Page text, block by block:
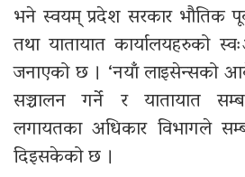
भने स्वयम् प्रदेश सरकार भौतिक
तथा यातायात कार्यालयहरुको
जनाएको छ । ‘नयाँ लाइसेन्सको
सञ्चालन गर्ने र यातायात
लगायतका अधिकार विभागले
दिइसकेको छ ।